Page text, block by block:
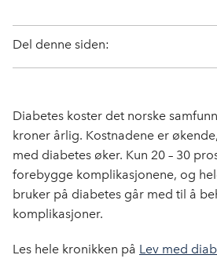
Del denne siden:
Diabetes koster det norske
kroner årlig. Kostnadene er
med diabetes øker. Kun 20 – 30
forebygge komplikasjonene, og
bruker på diabetes går med til å
komplikasjoner.
Les hele kronikken på Lev med